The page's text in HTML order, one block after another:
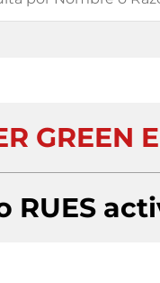
GREEN
RUES